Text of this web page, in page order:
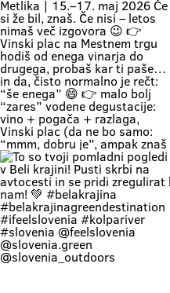
encounter with nature) 👉 Nature
+ a lounge chair in the shade +
your favorite people = a
combination that has never
disappointed Come see us. You
know where we are—the place
where time actually slows down
and your batteries recharge all on
their own. 💚
#belakrajina #belakrajina🍀
greendestination
#belakrajinasrčnihljudi
#ifeelslovenia💚 #sloveniagreen
Vinska vigred je že za ovinkom 🍷
Vinska vigred 📍 Metlika | 15.–17.
maj 2026 Če si že bil, znaš. Če nisi
– letos nimaš več izgovora 😉 👉
Vinski plac na Mestnem trgu hodiš
od enega vinarja do drugega,
probaš kar ti paše… in da, čisto
normalno je rečt: “še enega” 😄
👉 malo bolj “zares” vodene
degustacije: vino + pogača +
razlaga, Vinski plac (da ne bo